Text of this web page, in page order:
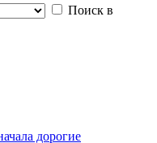
Поиск в
дорогие